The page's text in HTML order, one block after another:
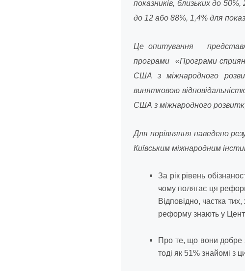
показників, близьких до
до 12 або 88%, 1,4% для
Це опитування
програми «Програми
США з міжнародного
винятковою
США з міжнародного
Для порівняння наведено
Київським міжнародним
За рік рівень
чому полягає ця
Відповідно, частка
реформу знають у
Про те, що вони добре
тоді як 51% знайомі з